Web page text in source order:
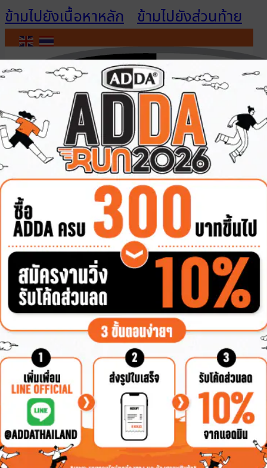
ข้ามไปยังเนื้อหาหลัก ข้ามไปยังส่วนท้าย
ติดต่อเราเข้าสู่ระบบ / สมัคร
สมาชิก
สินค้าทั้งหมด
รองเท้าผู้ชาย
2Density
Pillow Foam
หัวโต
หุ้มส้น
แตะหนีบ
แบบสวม
รองเท้าผู้หญิง
2Density
Pillow Foam
หัวโต
หุ้มส้น
แตะหนีบ